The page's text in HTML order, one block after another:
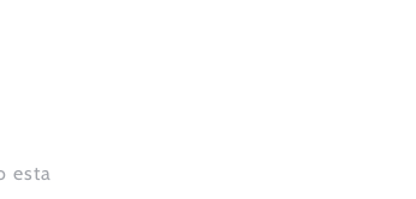
esta